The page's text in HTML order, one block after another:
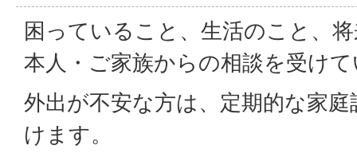
困っていること、生活のこと、
本人・ご家族からの相談を受け
外出が不安な方は、定期的な家
けます。